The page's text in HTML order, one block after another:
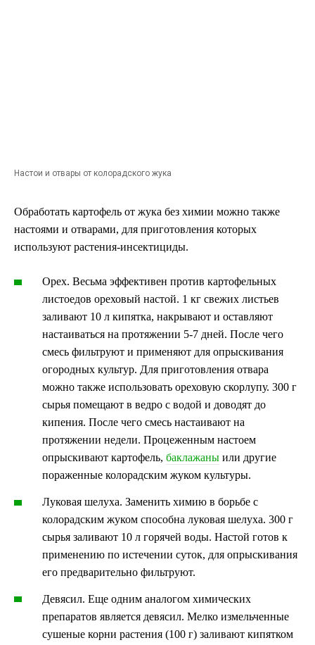
Настои и отвары от колорадского жука
Обработать картофель от жука без химии можно также
настоями и отварами, для приготовления которых
используют растения-инсектициды.
Орех. Весьма эффективен против картофельных
листоедов ореховый настой. 1 кг свежих листьев
заливают 10 л кипятка, накрывают и оставляют
настаиваться на протяжении 5-7 дней. После чего
смесь фильтруют и применяют для опрыскивания
огородных культур. Для приготовления отвара
можно также использовать ореховую скорлупу. 300 г
сырья помещают в ведро с водой и доводят до
кипения. После чего смесь настаивают на
протяжении недели. Процеженным настоем
опрыскивают картофель, баклажаны или другие
пораженные колорадским жуком культуры.
Луковая шелуха. Заменить химию в борьбе с
колорадским жуком способна луковая шелуха. 300 г
сырья заливают 10 л горячей воды. Настой готов к
применению по истечении суток, для опрыскивания
его предварительно фильтруют.
Девясил. Еще одним аналогом химических
препаратов является девясил. Мелко измельченные
сушеные корни растения (100 г) заливают кипятком